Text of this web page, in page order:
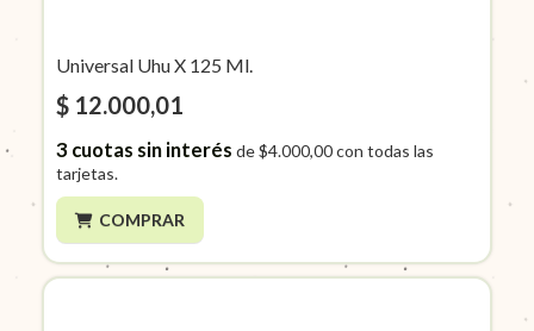
Universal Uhu X 125 Ml.
$ 12.000,01
3cuotas sin interés de$4.000,00con todas las
tarjetas.
COMPRAR